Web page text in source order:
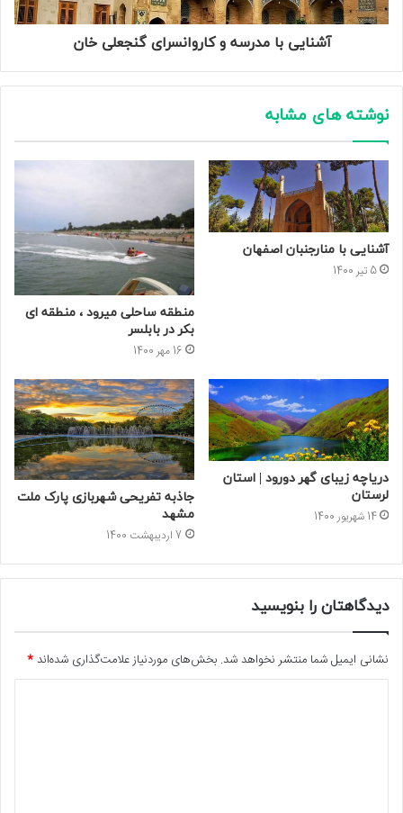
آشنایی با مدرسه و کاروانسرای گنجعلی خان
نوشته های مشابه
آشنایی با منارجنبان اصفهان
5 تیر 1400
منطقه ساحلی میرود ، منطقه ای
بکر در بابلسر
16 مهر 1400
دریاچه زیبای گهر دورود | استان
لرستان
14 شهریور 1400
جاذبه تفریحی شهربازی پارک ملت
مشهد
7 اردیبهشت 1400
دیدگاهتان را بنویسید
نشانی ایمیل شما منتشر نخواهد شد. بخش‌های موردنیاز علامت‌گذاری شده‌اند*